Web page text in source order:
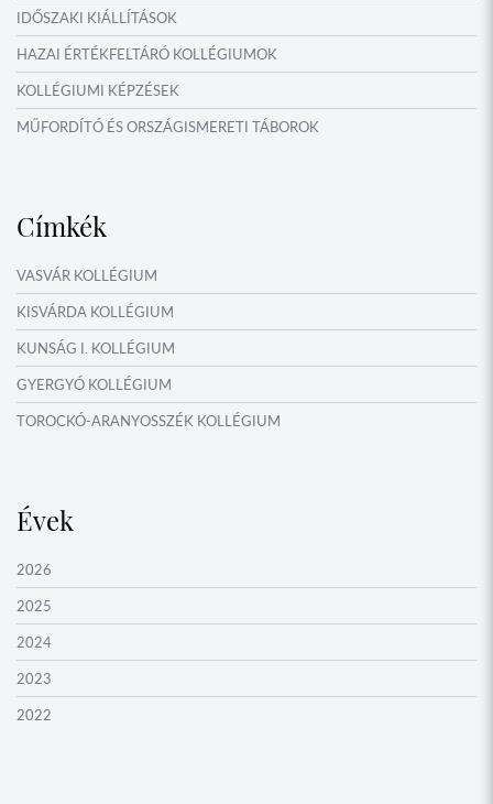
OKTATÁS, KULTÚRA
IDŐSZAKI KIÁLLÍTÁSOK
HAZAI ÉRTÉKFELTÁRÓ KOLLÉGIUMOK
KOLLÉGIUMI KÉPZÉSEK
MŰFORDÍTÓ ÉS ORSZÁGISMERETI TÁBOROK
Címkék
VASVÁR KOLLÉGIUM
KISVÁRDA KOLLÉGIUM
KUNSÁG I. KOLLÉGIUM
GYERGYÓ KOLLÉGIUM
TOROCKÓ-ARANYOSSZÉK KOLLÉGIUM
GARAM MENTI KOLLÉGIUM
ŐRVIDÉK KOLLÉGIUM
MOLDVAI CSÁNGÓ KOLLÉGIUM
HEGYKÖZ KOLLÉGIUM
ZENTA KOLLÉGIUM
NYUGAT-BÁCSKA KOLLÉGIUM
Évek
2026
2025
2024
2023
2022